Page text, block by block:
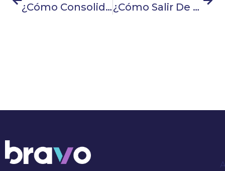
¿Cómo Consolidar Deudas En BBVA México? Guía Completa ¿Cómo Salir De Deudas Sin Dinero? Estrategias Efectivas